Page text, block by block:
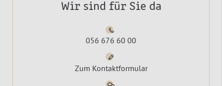
Wir sind für Sie da
056 676 60 00
Zum Kontaktformular